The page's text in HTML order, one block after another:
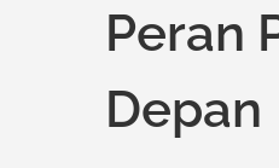
Peran
Depan